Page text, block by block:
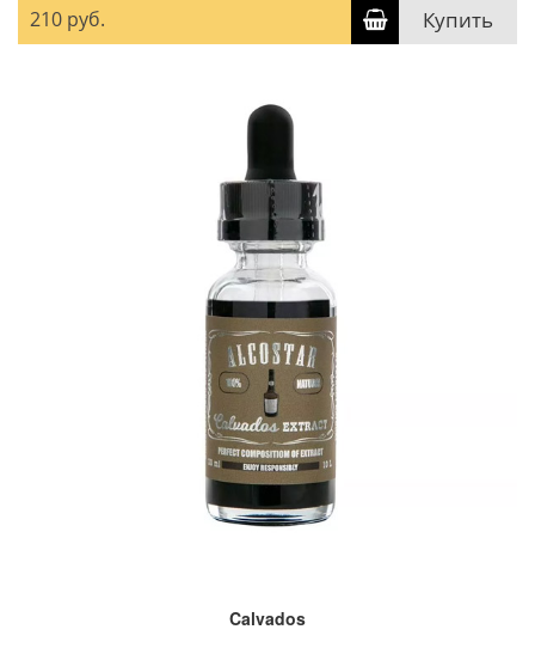
210 руб. Купить
Calvados